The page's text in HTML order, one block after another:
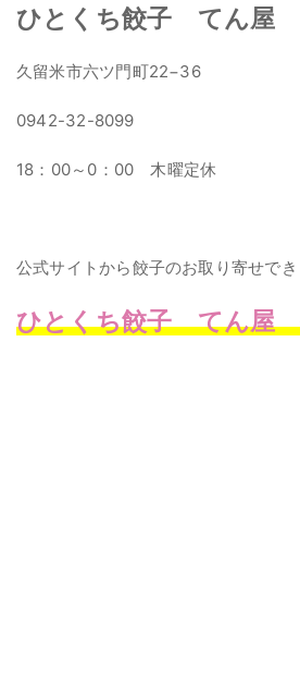
ひとくち餃子 てん屋
久留米市六ツ門町22−36
0942-32-8099
18：00～0：00 木曜定休
公式サイトから餃子のお取り寄せで
ひとくち餃子 てん屋